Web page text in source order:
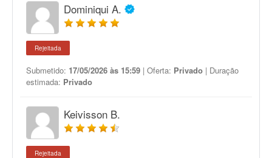
Dominiqui A.
Rejeitada
Submetido: 17/05/2026 às 15:59 | Oferta: Privado | Duração
estimada: Privado
Keivisson B.
Rejeitada